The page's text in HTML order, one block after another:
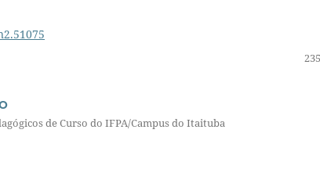
de Curso do IFPA/Campus do Itaituba